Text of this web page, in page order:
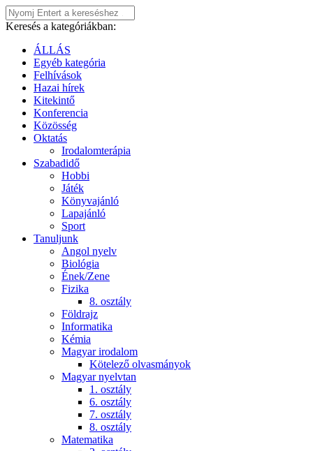
Keresés a kategóriákban:
ÁLLÁS
Egyéb kategória
Felhívások
Hazai hírek
Kitekintő
Konferencia
Közösség
Oktatás
Irodalomterápia
Szabadidő
Hobbi
Játék
Könyvajánló
Lapajánló
Sport
Tanuljunk
Angol nyelv
Biológia
Ének/Zene
Fizika
8. osztály
Földrajz
Informatika
Kémia
Magyar irodalom
Kötelező olvasmányok
Magyar nyelvtan
1. osztály
6. osztály
7. osztály
8. osztály
Matematika